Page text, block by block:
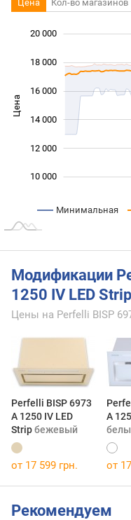
Цена Кол-во магазинов
Цена
10 000
12 000
14 000
16 000
18 000
20 000
Минимальная
Модификации
1250 IV LED Strip
Цены на Perfelli BISP
Perfelli BISP 6973
A 1250 IV LED
Stripбежевый
A
от 17 599 грн. от
Рекомендуем